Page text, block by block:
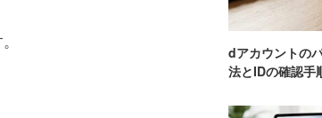
dアカウントの
法とIDの確認手